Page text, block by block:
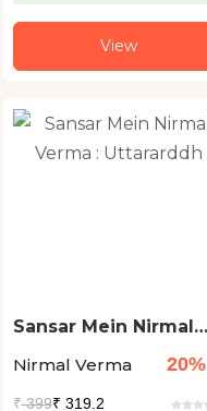
View
Sansar Mein Nirmal
Nirmal Verma
20%
₹399₹ 319.2